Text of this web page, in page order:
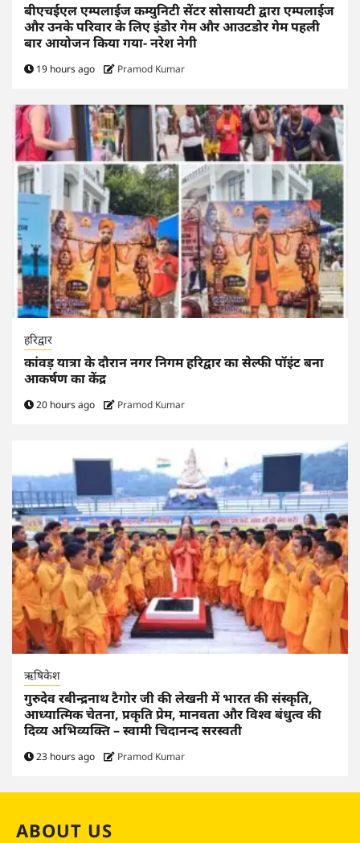
बीएचईएल एम्पलाईज कम्युनिटी सेंटर सोसायटी द्वारा एम्पलाईज
और उनके परिवार के लिए इंडोर गेम और आउटडोर गेम पहली
बार आयोजन किया गया- नरेश नेगी
19 hours ago Pramod Kumar
हरिद्वार
कांवड़ यात्रा के दौरान नगर निगम हरिद्वार का सेल्फी पॉइंट बना
आकर्षण का केंद्र
20 hours ago Pramod Kumar
ऋषिकेश
गुरुदेव रबीन्द्रनाथ टैगोर जी की लेखनी में भारत की संस्कृति,
आध्यात्मिक चेतना, प्रकृति प्रेम, मानवता और विश्व बंधुत्व की
दिव्य अभिव्यक्ति – स्वामी चिदानन्द सरस्वती
23 hours ago Pramod Kumar
ABOUT US